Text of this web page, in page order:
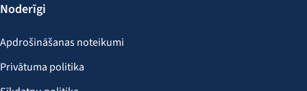
Noderīgi
Apdrošināšanas noteikumi
Privātuma politika